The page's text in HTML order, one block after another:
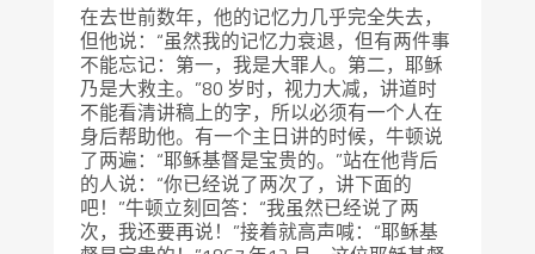
在去世前数年，他的记忆力几乎完全失去，
但他说：“虽然我的记忆力衰退，但有两件事
不能忘记：第一，我是大罪人。第二，耶稣
乃是大救主。”80 岁时，视力大减，讲道时
不能看清讲稿上的字，所以必须有一个人在
身后帮助他。有一个主日讲的时候，牛顿说
了两遍：“耶稣基督是宝贵的。”站在他背后
的人说：“你已经说了两次了，讲下面的
吧！”牛顿立刻回答：“我虽然已经说了两
次，我还要再说！”接着就高声喊：“耶稣基